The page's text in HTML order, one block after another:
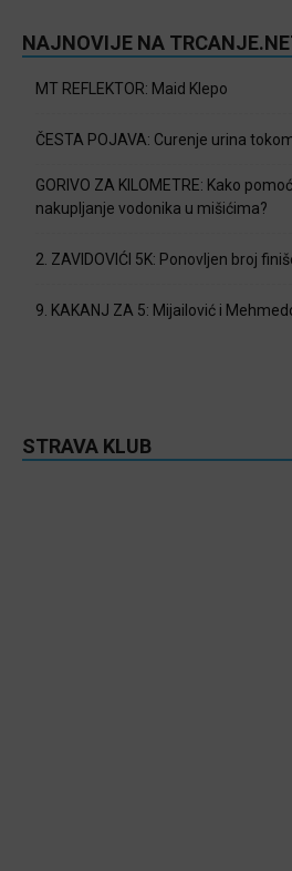
NAJNOVIJE NA
MT REFLEKTOR: Maid Klepo
ČESTA POJAVA: Curenje urina
GORIVO ZA KILOMETRE: Kako
nakupljanje vodonika u mišićima?
2. ZAVIDOVIĆI 5K: Ponovljen broj
9. KAKANJ ZA 5: Mijailović i
STRAVA KLUB